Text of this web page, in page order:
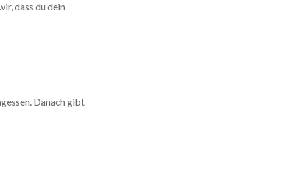
dass du dein
Danach gibt